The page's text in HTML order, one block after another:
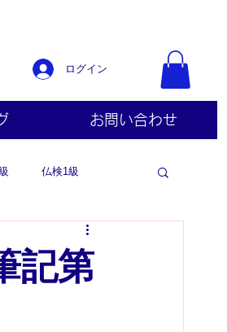
ログイン
お問い合わせ
仏検1級
記第